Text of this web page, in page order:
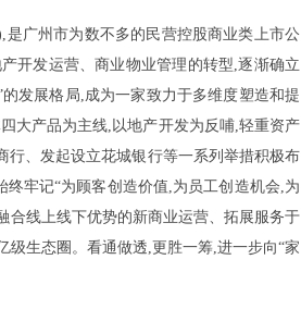
是广州市为数不多的民营控股商业类上市公
开发运营、商业物业管理的转型,逐渐确立
发展格局,成为一家致力于多维度塑造和提
大产品为主线,以地产开发为反哺,轻重资产
行、发起设立花城银行等一系列举措积极布
牢记“为顾客创造价值,为员工创造机会,为
合线上线下优势的新商业运营、拓展服务于
生态圈。看通做透,更胜一筹,进一步向“家